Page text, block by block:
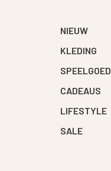
NIEUW
KLEDING
SPEELGOED
CADEAUS
LIFESTYLE
SALE